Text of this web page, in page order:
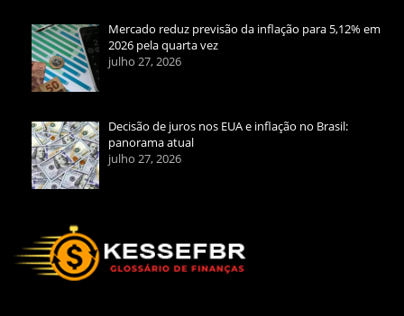
Mercado reduz previsão da inflação para 5,12% em
2026 pela quarta vez
julho 27, 2026
Decisão de juros nos EUA e inflação no Brasil:
panorama atual
julho 27, 2026